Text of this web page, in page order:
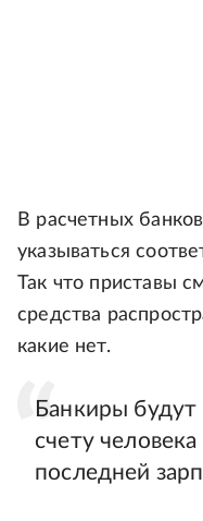
В расчетных
указываться
Так что приставы
средства
какие нет.
Банкиры будут
счету
последней